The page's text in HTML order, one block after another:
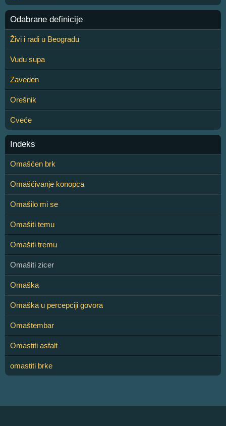
Odabrane definicije
Živi i radi u Beogradu
Vudu supa
Zaveden
Orešnik
Cveće
Indeks
Omašćen brk
Omašćivanje konopca
Omašilo mi se
Omašiti temu
Omašiti tremu
Omašiti zicer
Omaška
Omaška u percepciji govora
Omaštembar
Omastiti asfalt
omastiti brke